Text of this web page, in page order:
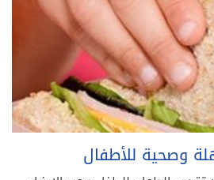
وصحية للأطفال